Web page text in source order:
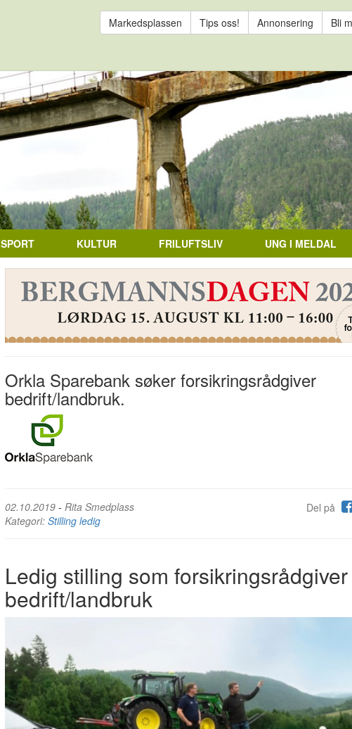
Markedsplassen Tips oss! Annonsering Bli
SPORT KULTUR FRILUFTSLIV UNG I MELDAL
Orkla Sparebank søker forsikringsrådgiver
bedrift/landbruk.
Del på
02.10.2019 - Rita Smedplass
Kategori: Stilling ledig
Ledig stilling som forsikringsrådgiver
bedrift/landbruk